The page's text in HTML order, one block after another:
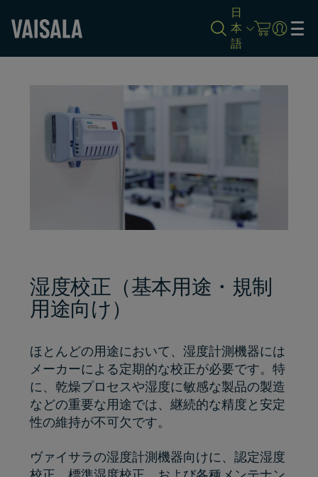
日
本
語
湿度校正（基本用途・規制
用途向け）
ほとんどの用途において、湿度計測機器には
メーカーによる定期的な校正が必要です。特
に、乾燥プロセスや湿度に敏感な製品の製造
などの重要な用途では、継続的な精度と安定
性の維持が不可欠です。
ヴァイサラの湿度計測機器向けに、認定湿度